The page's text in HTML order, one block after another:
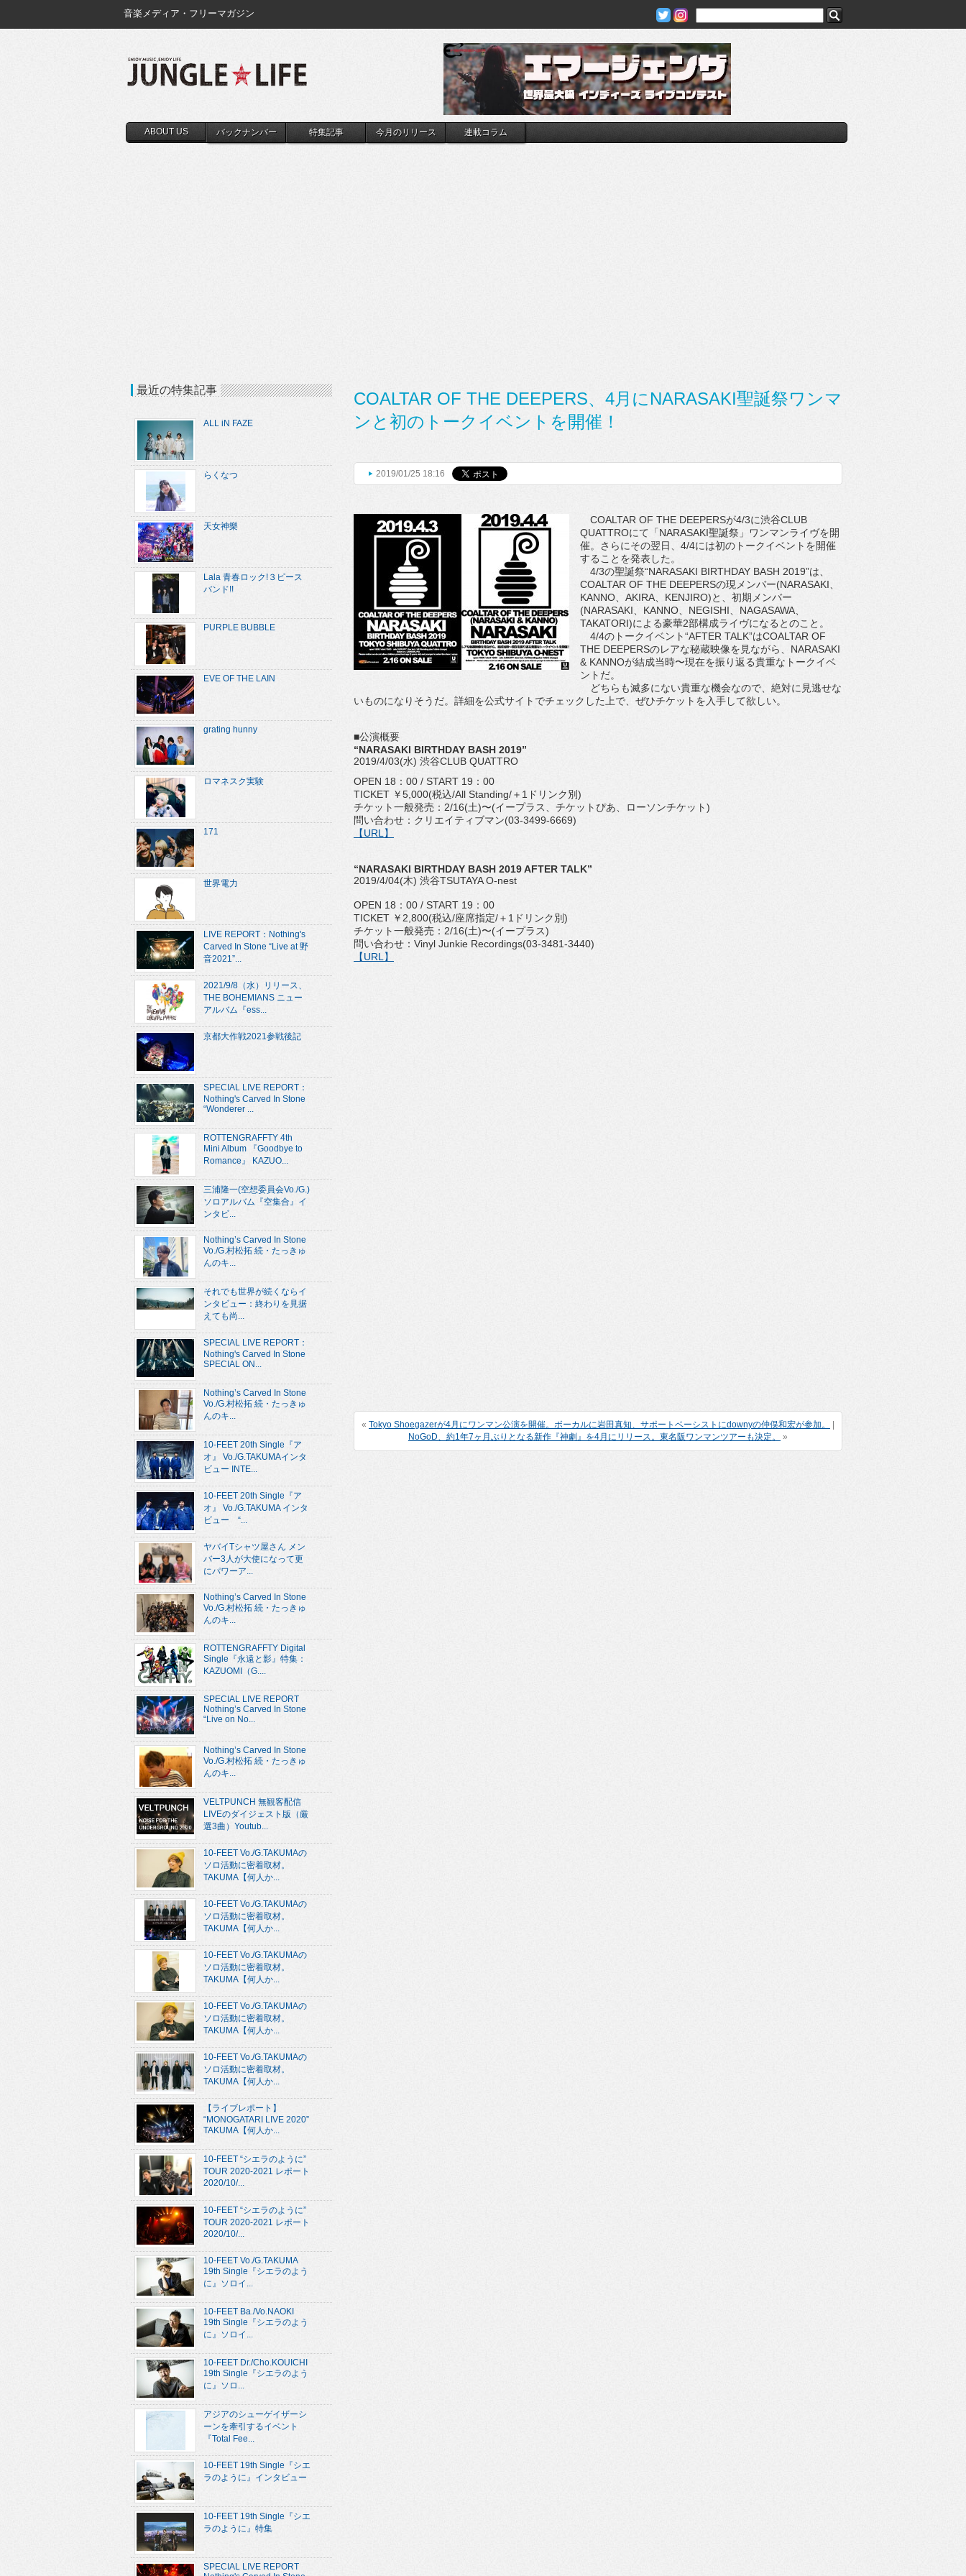
音楽メディア・フリーマガジン
ABOUT US バックナンバー 特集記事 今月のリリース 連載コラム
COALTAR OF THE DEEPERS、4月にNARASAKI聖誕祭ワンマ
ンと初のトークイベントを開催！
2019/01/25 18:16
COALTAR OF THE DEEPERSが4/3に渋谷CLUB
QUATTROにて「NARASAKI聖誕祭」ワンマンライヴを開
催。さらにその翌日、4/4には初のトークイベントを開催
することを発表した。
4/3の聖誕祭“NARASAKI BIRTHDAY BASH 2019”は、
COALTAR OF THE DEEPERSの現メンバー(NARASAKI、
KANNO、AKIRA、KENJIRO)と、初期メンバー
(NARASAKI、KANNO、NEGISHI、NAGASAWA、
TAKATORI)による豪華2部構成ライヴになるとのこと。
4/4のトークイベント“AFTER TALK”はCOALTAR OF
THE DEEPERSのレアな秘蔵映像を見ながら、NARASAKI
& KANNOが結成当時〜現在を振り返る貴重なトークイベ
ントだ。
どちらも滅多にない貴重な機会なので、絶対に見逃せな
いものになりそうだ。詳細を公式サイトでチェックした上で、ぜひチケットを入手して欲しい。
■公演概要
“NARASAKI BIRTHDAY BASH 2019”
2019/4/03(水) 渋谷CLUB QUATTRO
OPEN 18：00 / START 19：00
TICKET ￥5,000(税込/All Standing/＋1ドリンク別)
チケット一般発売：2/16(土)〜(イープラス、チケットぴあ、ローソンチケット)
問い合わせ：クリエイティブマン(03-3499-6669)
【URL】
“NARASAKI BIRTHDAY BASH 2019 AFTER TALK”
2019/4/04(木) 渋谷TSUTAYA O-nest
OPEN 18：00 / START 19：00
TICKET ￥2,800(税込/座席指定/＋1ドリンク別)
チケット一般発売：2/16(土)〜(イープラス)
問い合わせ：Vinyl Junkie Recordings(03-3481-3440)
【URL】
« Tokyo Shoegazerが4月にワンマン公演を開催。ボーカルに岩田真知、サポートベーシストにdownyの仲俣和宏が参加。
NoGoD、約1年7ヶ月ぶりとなる新作『神劇』を4月にリリース。東名阪ワンマンツアーも決定。
»
最近の特集記事
ALL iN FAZE
らくなつ
天女神樂
Lala 青春ロック!３ピース
バンド!!
PURPLE BUBBLE
EVE OF THE LAIN
grating hunny
ロマネスク実験
171
世界電力
LIVE REPORT：Nothing's
Carved In Stone “Live at 野
音2021”...
2021/9/8（水）リリース、
THE BOHEMIANS ニュー
アルバム『ess...
京都大作戦2021参戦後記
SPECIAL LIVE REPORT：
Nothing's Carved In Stone
“Wonderer ...
ROTTENGRAFFTY 4th
Mini Album 『Goodbye to
Romance』 KAZUO...
三浦隆一(空想委員会Vo./G.)
ソロアルバム『空集合』イ
ンタビ...
Nothing’s Carved In Stone
Vo./G.村松拓 続・たっきゅ
んのキ...
それでも世界が続くならイ
ンタビュー：終わりを見据
えても尚...
SPECIAL LIVE REPORT：
Nothing's Carved In Stone
SPECIAL ON...
Nothing’s Carved In Stone
Vo./G.村松拓 続・たっきゅ
んのキ...
10-FEET 20th Single『ア
オ』 Vo./G.TAKUMAインタ
ビュー INTE...
10-FEET 20th Single『ア
オ』 Vo./G.TAKUMA インタ
ビュー “...
ヤバイTシャツ屋さん メン
バー3人が大使になって更
にパワーア...
Nothing’s Carved In Stone
Vo./G.村松拓 続・たっきゅ
んのキ...
ROTTENGRAFFTY Digital
Single『永遠と影』特集：
KAZUOMI（G....
SPECIAL LIVE REPORT
Nothing’s Carved In Stone
“Live on No...
Nothing’s Carved In Stone
Vo./G.村松拓 続・たっきゅ
んのキ...
VELTPUNCH 無観客配信
LIVEのダイジェスト版（厳
選3曲）Youtub...
10-FEET Vo./G.TAKUMAの
ソロ活動に密着取材。
TAKUMA【何人か...
10-FEET Vo./G.TAKUMAの
ソロ活動に密着取材。
TAKUMA【何人か...
10-FEET Vo./G.TAKUMAの
ソロ活動に密着取材。
TAKUMA【何人か...
10-FEET Vo./G.TAKUMAの
ソロ活動に密着取材。
TAKUMA【何人か...
10-FEET Vo./G.TAKUMAの
ソロ活動に密着取材。
TAKUMA【何人か...
【ライブレポート】
“MONOGATARI LIVE 2020”
TAKUMA【何人か...
10-FEET “シエラのように”
TOUR 2020-2021 レポート
2020/10/...
10-FEET “シエラのように”
TOUR 2020-2021 レポート
2020/10/...
10-FEET Vo./G.TAKUMA
19th Single『シエラのよう
に』ソロイ...
10-FEET Ba./Vo.NAOKI
19th Single『シエラのよう
に』ソロイ...
10-FEET Dr./Cho.KOUICHI
19th Single『シエラのよう
に』ソロ...
アジアのシューゲイザーシ
ーンを牽引するイベント
『Total Fee...
10-FEET 19th Single『シエ
ラのように』インタビュー
10-FEET 19th Single『シエ
ラのように』特集
SPECIAL LIVE REPORT